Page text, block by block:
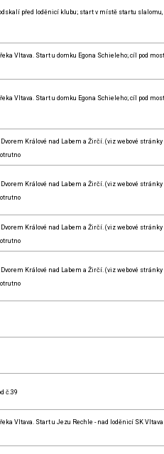
před loděnicí klubu; start v místě startu slalomu,
Vltava. Start u domku Egona Schieleho; cíl pod
Vltava. Start u domku Egona Schieleho; cíl pod
Králové nad Labem a Žirčí. (viz webové stránky
Králové nad Labem a Žirčí. (viz webové stránky
Králové nad Labem a Žirčí. (viz webové stránky
Králové nad Labem a Žirčí. (viz webové stránky
č.39
Vltava. Start u Jezu Rechle - nad loděnicí SK Vltava